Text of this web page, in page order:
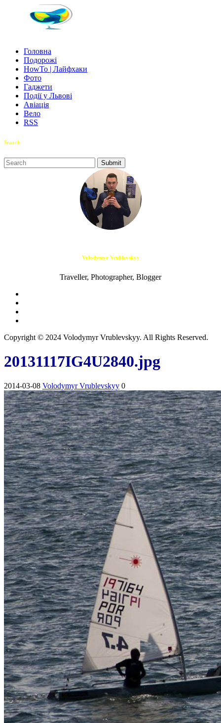
Головна
Подорожі
HowTo | Лайфхаки
Фото
Гаджети
Події у Львові
Авіація
Вело
RSS
Search
Volodymyr Vrublevskyy
Traveller, Photographer, Blogger
Copyright © 2024 Volodymyr Vrublevskyy. All Rights Reserved.
20131117IG4U2840.jpg
2014-03-08 Volodymyr Vrublevskyy 0